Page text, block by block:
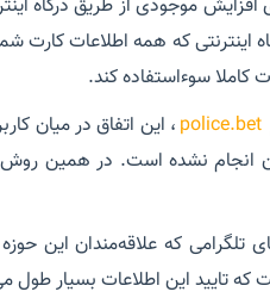
افزایش موجودی از طریق
اینترنتی که همه اطلاعات
سوءاستفاده کند.
police.bet ، این اتفاق در میان
نشده است. در همین
تلگرامی که علاقه‌مندان این
که تایید این اطلاعات بسیار